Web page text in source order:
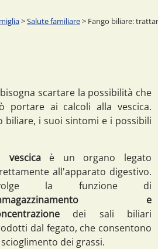
>Salute familiare> Fango biliare:
scartare la possibilità che
portare ai calcoli alla vescica.
biliare, i suoi sintomi e i possibili
vescicaè un organo legato
all'apparato digestivo.
la funzione di
e
dei sali biliari
dal fegato, che consentono
dei grassi.